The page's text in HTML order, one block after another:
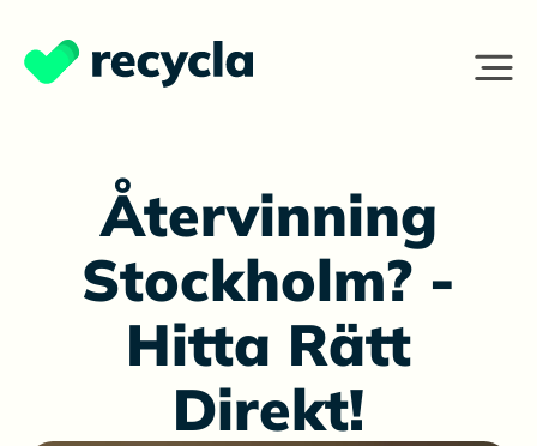
Återvinning
Stockholm? -
Hitta Rätt
Direkt!